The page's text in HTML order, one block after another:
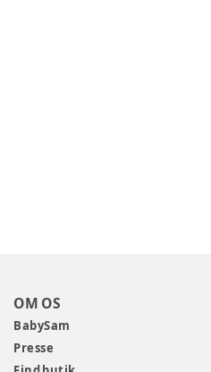
OM OS
BabySam
Presse